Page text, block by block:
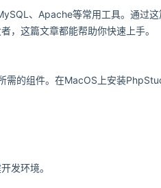
、Apache等常用工具。通过
，这篇文章都能帮助你快速上手。
的组件。在MacOS上安装
发环境。